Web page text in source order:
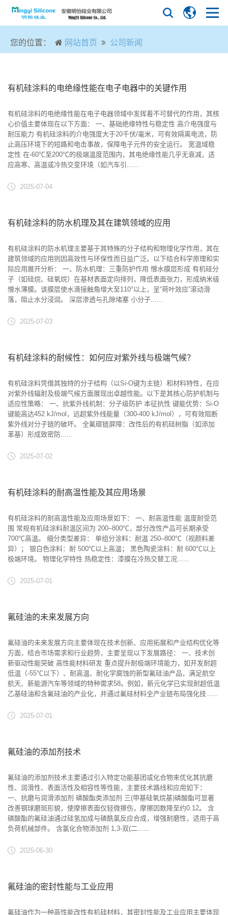
您的位置： 网站首页 公司新闻
有机硅涂料的电绝缘性能在电子电器中的关键作用
有机硅涂料的电绝缘性能在电子电器领域中发挥着不可替代的作用，其核
心价值主要体现在以下方面： 一、基础绝缘特性与稳定性 ‌高介电强度与
耐压能力‌ 有机硅涂料的介电强度大于‌20千伏/毫米‌，可有效隔离电流，防
止高压环境下的短路和电击事故，保障电子元件的安全运行‌。 ‌宽温域稳
定性‌ 在‌-60℃至200℃‌的极端温度范围内，其电绝缘性能几乎无衰减，适
应高寒、高温或冷热交变环境（如汽车引......
2025-07-04
有机硅涂料的防水机理及其在建筑领域的应用
有机硅涂料的防水机理主要基于其特殊的分子结构和物理化学作用，其在
建筑领域的应用则因高效性与环保性而日益广泛。以下结合科学原理和实
际应用展开分析： 一、防水机理：三重防护作用 ‌憎水膜层形成‌ 有机硅分
子（如硅烷、硅氧烷）在基材表面定向排列，降低表面张力，形成纳米级
憎水薄膜。该膜层使水滴接触角增大至110°以上，呈“荷叶效应”滚动滑
落，阻止水分浸润‌。 深层渗透与孔隙堵塞‌ 小分子......
2025-07-03
有机硅涂料的耐候性：如何应对紫外线与极端气候？
有机硅涂料凭借其独特的分子结构（以Si-O键为主链）和材料特性，在应
对紫外线辐射及极端气候方面展现出卓越性能。以下是其核心防护机制与
适应性策略： 一、抗紫外线机制：分子级防护‌ ‌本征抗性‌ ‌键能优势‌：Si-O
键能高达452 kJ/mol，远超紫外线能量（300-400 kJ/mol），可有效阻断
紫外线对分子链的破坏‌。 ‌全氟碳链屏障‌：改性后的有机硅树脂（如添加
苯基）形成致密防......
2025-07-02
有机硅涂料的耐高温性能及其应用场景
有机硅涂料的耐高温性能及应用场景如下： 一、耐高温性能 ‌温度耐受范
围‌ 常规有机硅涂料耐温区间为 ‌200–800℃‌，部分改性产品可长期承受
‌700℃高温‌。 细分类型差异： 单组分涂料：耐温 ‌250–800℃‌（视颜料差
异）； 银白色涂料：耐 ‌500℃以上‌高温； 黑色陶瓷涂料：耐 ‌600℃以上‌
极端环境。 ‌物理化学特性‌ ‌热稳定性‌：漆膜在冷热交替工况......
2025-07-01
氟硅油的未来发展方向
氟硅油的未来发展方向主要体现在技术创新、应用拓展和产业结构优化等
方面，结合市场需求和行业趋势，主要呈现以下发展路径： 一、技术创
新驱动性能突破 ‌高性能材料研发‌ 重点提升耐极端环境能力，如开发耐超
低温（-55℃以下）、耐高温、耐化学腐蚀的新型氟硅油产品，满足航空
航天、新能源汽车等领域的特种需求58。例如，新元化学已实现耐超低温
乙基硅油和含氟硅油的产业化，并通过氟硅材料全产业链布局强化技......
2025-07-01
氟硅油的添加剂技术
氟硅油的添加剂技术主要通过引入特定功能基团或化合物来优化其抗磨
性、润滑性、表面活性及相容性等性能，主要技术路线和应用如下：
一、抗磨与润滑添加剂 ‌磷酸酯类添加剂‌ 三(甲基硅氧烷基)磷酸酯可显著
改善钢球磨斑形貌，使摩擦表面仅轻微擦伤，摩擦因数降至约0.12。 含
磷酸酯的氟硅油通过硅氢加成与磷酰氯反应合成，增强耐磨性，适用于高
负荷机械部件。 ‌含氯化合物添加剂‌ 1,3-双(二......
2025-06-30
氟硅油的密封性能与工业应用
氟硅油作为一种高性能改性有机硅材料，其密封性能及工业应用主要体现